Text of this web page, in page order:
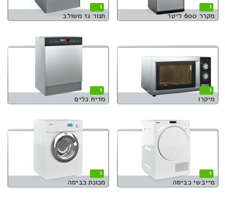
1
מקרר 600 ליטר
1
תנור גז משולב
1
מיקרו
1
מדיח כלים
1
מייבשי כביסה
1
מכונת כביסה